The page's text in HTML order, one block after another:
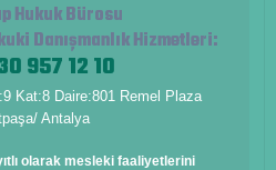
Hukuk Bürosu
Danışmanlık Hizmetleri:
957 12 10
Kat:8 Daire:801 Remel Plaza
Antalya
olarak mesleki faaliyetlerini